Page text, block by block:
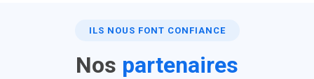
ILS NOUS FONT CONFIANCE
Nos partenaires